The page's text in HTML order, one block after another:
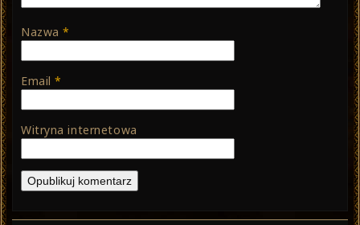
Nazwa*
Email*
Witryna internetowa